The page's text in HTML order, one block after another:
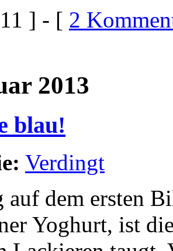
] - [ 2
2013
blau!
Verdingt
auf dem ersten
Yoghurt, ist